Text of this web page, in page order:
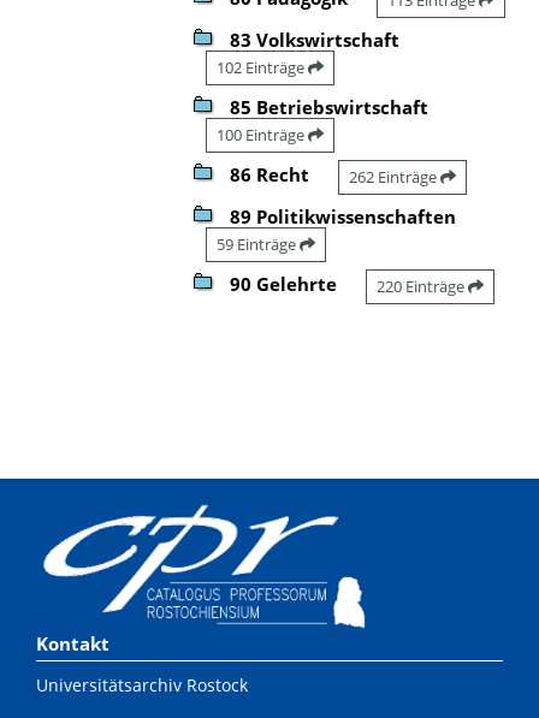
83 Volkswirtschaft
102 Einträge
85 Betriebswirtschaft
100 Einträge
86 Recht 262 Einträge
89 Politikwissenschaften
59 Einträge
90 Gelehrte 220 Einträge
Kontakt
Universitätsarchiv Rostock